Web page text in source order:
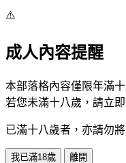
⚠️
成人內容提醒
本部落格內容僅限年滿
若您未滿十八歲，請立即
已滿十八歲者，亦請勿
我已滿18歲 離開